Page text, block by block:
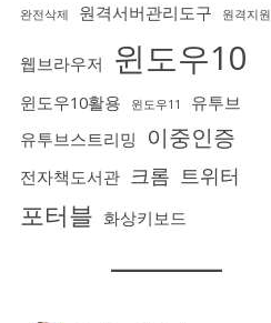
완전삭제 원격서버관리도구 원격지원
웹브라우저 윈도우10
윈도우10활용 윈도우11
유투브
유투브스트리밍
이중인증
전자책도서관 크롬 트위터
포터블 화상키보드